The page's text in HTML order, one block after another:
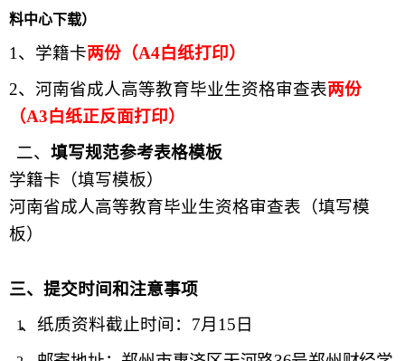
料中心下载）
1、 学籍卡两份（A4白纸打印）
2、 河南省成人高等教育毕业生资格审查表两份
（A3白纸正反面打印）
二、 填写规范参考表格模板
学籍卡（填写模板）
河南省成人高等教育毕业生资格审查表（填写模
板）
三、提交时间和注意事项
1.、 纸质资料截止时间： 7月15日